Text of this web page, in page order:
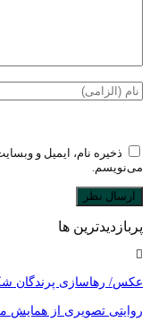
ذخیره نام، ایمیل و
می‌نویسم.
پربازدیدترین ها
عکس/ رهاسازی پرندگان
روایتی تصویری از همایش